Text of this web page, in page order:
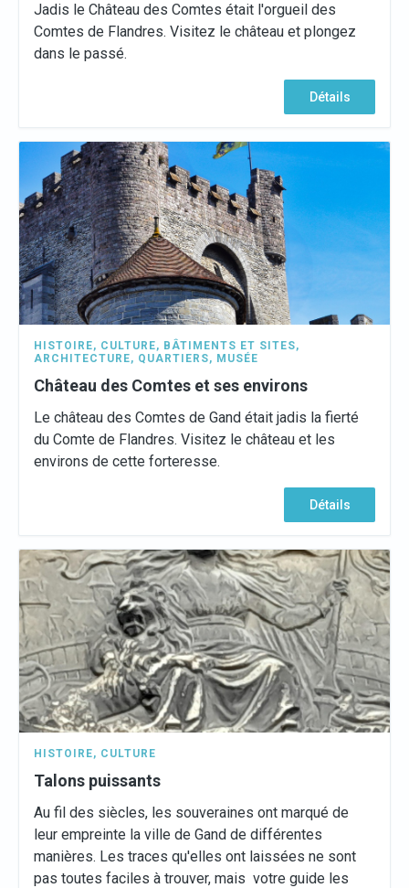
Jadis le Château des Comtes était l'orgueil des
Comtes de Flandres. Visitez le château et plongez
dans le passé.
Détails
HISTOIRE, CULTURE, BÂTIMENTS ET SITES,
ARCHITECTURE, QUARTIERS, MUSÉE
Château des Comtes et ses environs
Le château des Comtes de Gand était jadis la fierté
du Comte de Flandres. Visitez le château et les
environs de cette forteresse.
Détails
HISTOIRE, CULTURE
Talons puissants
Au fil des siècles, les souveraines ont marqué de
leur empreinte la ville de Gand de différentes
manières. Les traces qu'elles ont laissées ne sont
pas toutes faciles à trouver, mais votre guide les